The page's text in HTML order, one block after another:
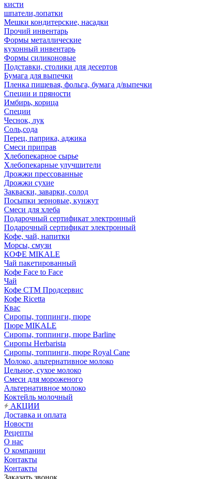
кисти
шпатели,лопатки
Мешки кондитерские, насадки
Прочий инвентарь
Формы металлические
кухонный инвентарь
Формы силиконовые
Подставки, столики для десертов
Бумага для выпечки
Пленка пищевая, фольга, бумага д/выпечки
Специи и пряности
Имбирь, корица
Специи
Чеснок, лук
Соль,сода
Перец, паприка, аджика
Смеси приправ
Хлебопекарное сырье
Хлебопекарные улучшители
Дрожжи прессованные
Дрожжи сухие
Закваски, заварки, солод
Посыпки зерновые, кунжут
Смеси для хлеба
Подарочный сертификат электронный
Подарочный сертификат электронный
Кофе, чай, напитки
Морсы, смузи
КОФЕ MIKALE
Чай пакетированный
Кофе Face to Face
Чай
Кофе СТМ Продсервис
Кофе Ricetta
Квас
Сиропы, топпинги, пюре
Пюре MIKALE
Сиропы, топпинги, пюре Barline
Сиропы Herbarista
Сиропы, топпинги, пюре Royal Cane
Молоко, альтернативное молоко
Цельное, сухое молоко
Смеси для мороженого
Альтернативное молоко
Коктейль молочный
АКЦИИ
Доставка и оплата
Новости
Рецепты
О нас
О компании
Контакты
Контакты
Заказать звонок